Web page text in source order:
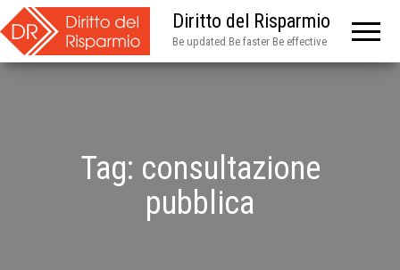
Diritto del Risparmio
Be updated Be faster Be effective
Tag: consultazione
pubblica